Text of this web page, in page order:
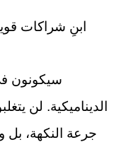
ابنِ شراكات
سيكونون
الديناميكية. لن
جرعة النكهة،